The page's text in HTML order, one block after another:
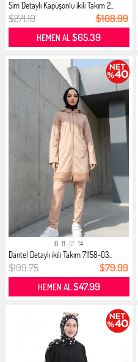
Sim Detaylı Kapüşonlu ikili Takım 2...
$271.10 $108.99
HEMEN AL$65.39
6 8 12 14
Dantel Detaylı ikili Takım 71158-03...
$199.75 $79.99
HEMEN AL$47.99